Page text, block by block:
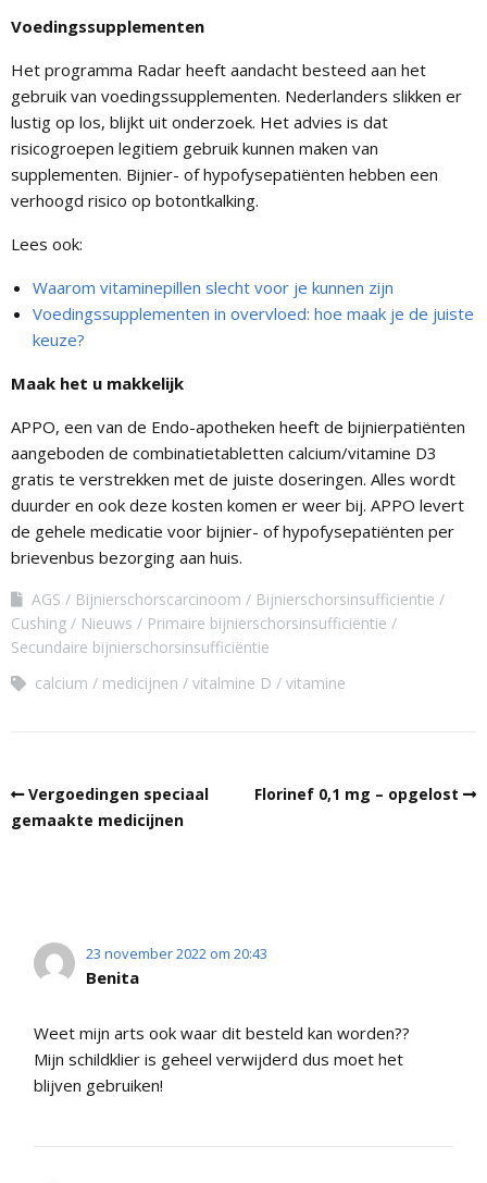
Voedingssupplementen
Het programma Radar heeft aandacht besteed aan het
gebruik van voedingssupplementen. Nederlanders slikken er
lustig op los, blijkt uit onderzoek. Het advies is dat
risicogroepen legitiem gebruik kunnen maken van
supplementen. Bijnier- of hypofysepatiënten hebben een
verhoogd risico op botontkalking.
Lees ook:
Waarom vitaminepillen slecht voor je kunnen zijn
Voedingssupplementen in overvloed: hoe maak je de juiste
keuze?
Maak het u makkelijk
APPO, een van de Endo-apotheken heeft de bijnierpatiënten
aangeboden de combinatietabletten calcium/vitamine D3
gratis te verstrekken met de juiste doseringen. Alles wordt
duurder en ook deze kosten komen er weer bij. APPO levert
de gehele medicatie voor bijnier- of hypofysepatiënten per
brievenbus bezorging aan huis.
AGS Bijnierschorscarcinoom
Bijnierschorsinsufficientie
Cushing
Nieuws
Primaire bijnierschorsinsufficiëntie
Secundaire bijnierschorsinsufficiëntie
calcium
medicijnen vitalmine D vitamine
Vergoedingen speciaal
gemaakte medicijnen
Florinef 0,1 mg – opgelost
23 november 2022 om 20:43
Benita
Weet mijn arts ook waar dit besteld kan worden??
Mijn schildklier is geheel verwijderd dus moet het
blijven gebruiken!